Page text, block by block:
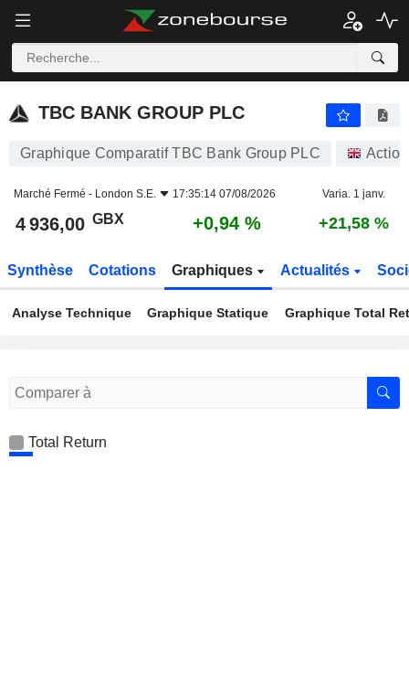
TBC BANK GROUP PLC
TBC BANK GROUP PLC
Graphique Comparatif TBC Bank Group PLC
Marché Fermé - London S.E. 17:35:14 07/08/2026 Varia. 1 janv.
4 936,00 GBX +0,94 % +21,58 %
Synthèse Cotations Graphiques Actualités
Analyse Technique Graphique Statique Graphique Total
Total Return